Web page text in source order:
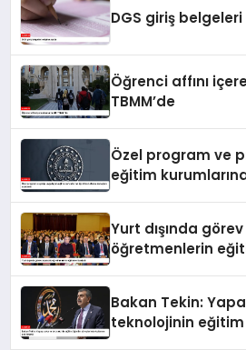
DGS giriş belgeleri
Öğrenci affını
TBMM’de
Özel program ve
eğitim
Yurt dışında
öğretmenlerin
Bakan Tekin:
teknolojinin